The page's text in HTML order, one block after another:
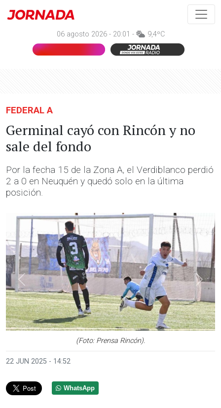
06 agosto 2026 - 20:01 - 9,4ºC
FEDERAL A
Germinal cayó con Rincón y no
sale del fondo
Por la fecha 15 de la Zona A, el Verdiblanco perdió
2 a 0 en Neuquén y quedó solo en la última
posición.
(Foto: Prensa Rincón).
Anterior
22 JUN 2025 - 14:52
WhatsApp